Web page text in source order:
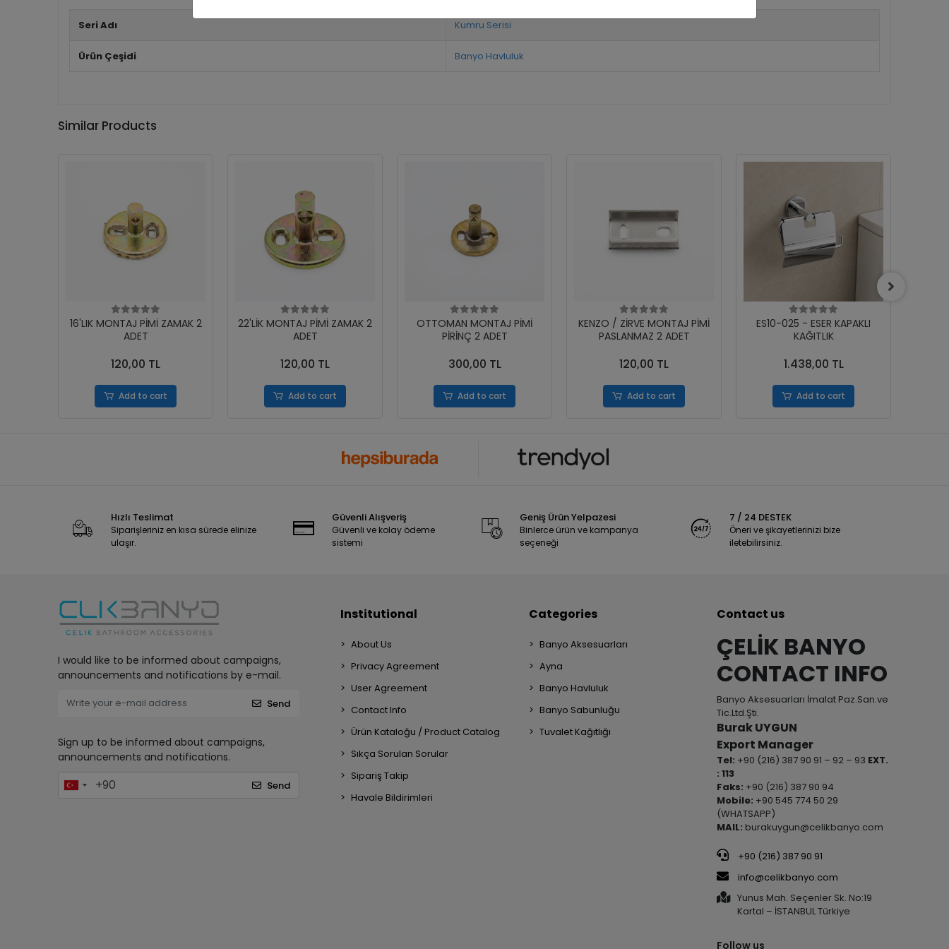
Seri Adı Kumru Serisi
Ürün Çeşidi Banyo Havluluk
Similar Products
16'LIK MONTAJ PİMİ ZAMAK 2
ADET
120,00 TL
Add to cart
22'LİK MONTAJ PİMİ ZAMAK 2
ADET
120,00 TL
Add to cart
OTTOMAN MONTAJ PİMİ
PİRİNÇ 2 ADET
300,00 TL
Add to cart
KENZO / ZİRVE MONTAJ PİMİ
PASLANMAZ 2 ADET
120,00 TL
Add to cart
ES10-025 - ESER KAPAKLI
KAĞITLIK
1.438,00 TL
Add to cart
Hızlı Teslimat
Siparişleriniz en kısa sürede elinize
ulaşır.
Güvenli Alışveriş
Güvenli ve kolay ödeme
sistemi
Geniş Ürün Yelpazesi
Binlerce ürün ve kampanya
seçeneği
7 / 24 DESTEK
Öneri ve şikayetlerinizi bize
iletebilirsiniz.
I would like to be informed about campaigns,
announcements and notifications by e-mail.
Send
Sign up to be informed about campaigns,
announcements and notifications.
Send
Institutional
About Us
Privacy Agreement
User Agreement
Contact Info
Ürün Kataloğu / Product Catalog
Sıkça Sorulan Sorular
Sipariş Takip
Havale Bildirimleri
Categories
Banyo Aksesuarları
Ayna
Banyo Havluluk
Banyo Sabunluğu
Tuvalet Kağıtlığı
Contact us
ÇELİK BANYO
CONTACT INFO
Banyo Aksesuarları İmalat Paz.San.ve
Tic.Ltd.Şti.
Burak UYGUN
Export Manager
Tel: +90 (216) 387 90 91 – 92 – 93 EXT.
: 113
Faks: +90 (216) 387 90 94
Mobile: +90 545 774 50 29
(WHATSAPP)
MAIL: burakuygun@celikbanyo.com
+90 (216) 387 90 91
info@celikbanyo.com
Yunus Mah. Seçenler Sk. No:19
Kartal – İSTANBUL Türkiye
Follow us